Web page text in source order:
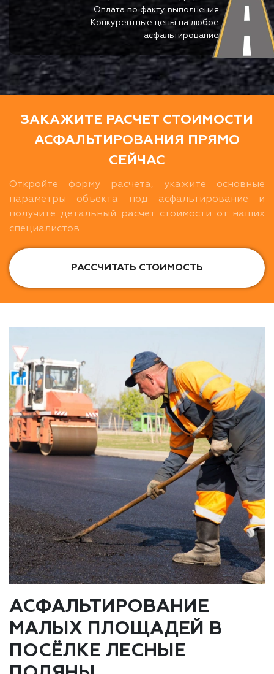
Оплата по факту выполнения
Конкурентные цены на любое
асфальтирование
ЗАКАЖИТЕ РАСЧЕТ СТОИМОСТИ
АСФАЛЬТИРОВАНИЯ ПРЯМО
СЕЙЧАС
Откройте форму расчета, укажите основные
параметры объекта под асфальтирование и
получите детальный расчет стоимости от наших
специалистов
РАССЧИТАТЬ СТОИМОСТЬ
АСФАЛЬТИРОВАНИЕ
МАЛЫХ ПЛОЩАДЕЙ В
ПОСЁЛКЕ ЛЕСНЫЕ